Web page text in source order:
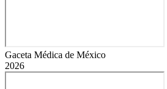
Gaceta Médica de México
2026